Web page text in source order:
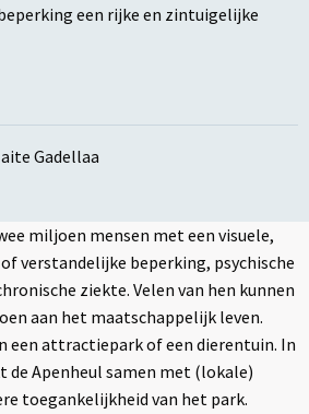
een rijke en zintuigelijke
Gadellaa
miljoen mensen met een visuele,
verstandelijke beperking, psychische
ziekte. Velen van hen kunnen
aan het maatschappelijk leven.
een attractiepark of een dierentuin. In
de Apenheul samen met (lokale)
toegankelijkheid van het park.